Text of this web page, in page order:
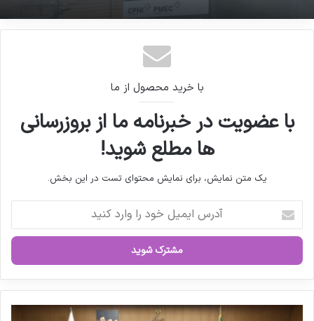
مصاحبه مشاور سندیکای تولید
کنندگان مواد دارویی، شیمیایی و
بسته بندی دارویی از روند تولید و
اقدامات دبیرخانه سندیکا در راستای
خدمت رسانی به تولید کنندگان مواد
دارویی و ملزومات بسته بندی دارویی
شرط تعطیلی داروخانه‌ها در وضعیت بحرانی
با خرید محصول از ما
با عضویت در خبرنامه ما از بروزرسانی
ها مطلع شوید!
یک متن نمایش، برای نمایش محتوای تست در این بخش.
ر
ا
ی
م